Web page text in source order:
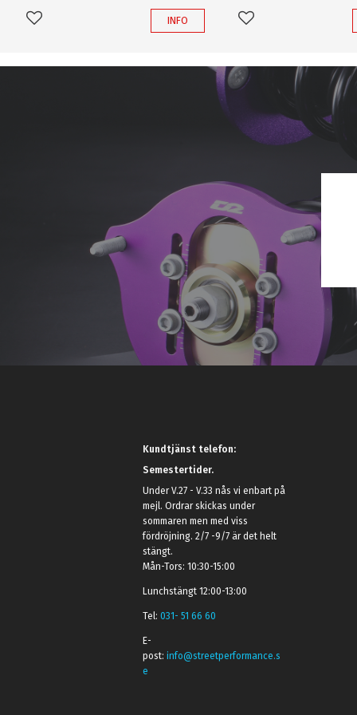
Lägg till i favoriter INFO Lägg till i favoriter
Kundtjänst telefon:
Semestertider.
Under V.27 - V.33 nås vi enbart på
mejl. Ordrar skickas under
sommaren men med viss
fördröjning. 2/7 -9/7 är det helt
stängt.
Mån-Tors: 10:30-15:00
Lunchstängt 12:00-13:00
Tel:031- 51 66 60
E-
post:info@streetperformance.s
e